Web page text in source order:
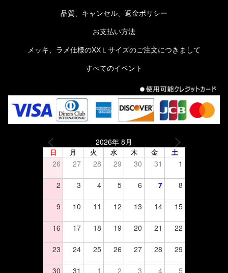
品質、キャンセル、返金ポリシー
お支払い方法
メッキ、ラメ仕様のXXＬサイズのご注文につきまして
すべてのイベント
2026年 8月
日 月 火 水 木 金 土
26 27 28 29 30 31 1
2 3 4 5 6 7 8
9 10 11 12 13 14 15
16 17 18 19 20 21 22
23 24 25 26 27 28 29
30 31 1 2 3 4 5